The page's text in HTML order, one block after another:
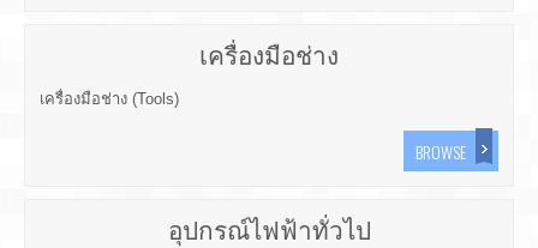
เครื่องมือช่าง
เครื่องมือช่าง (Tools)
BROWSE
อุปกรณ์ไฟฟ้าทั่วไป